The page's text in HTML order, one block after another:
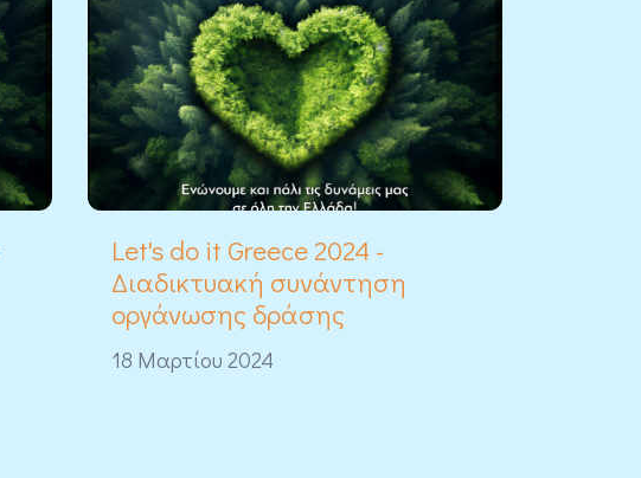
Let's do it Greece 2024 -
Διαδικτυακή συνάντηση
οργάνωσης δράσης
18 Μαρτίου 2024